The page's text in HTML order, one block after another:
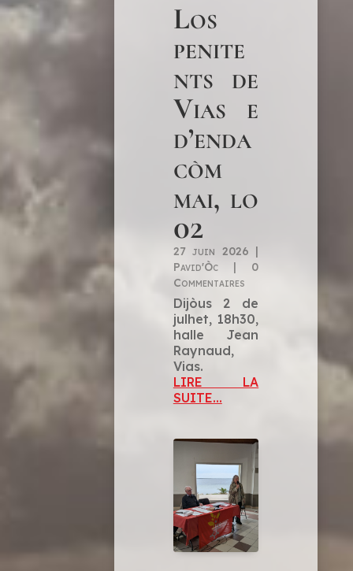
Los
penite
nts de
Vias e
d’enda
còm
mai, lo
02
27 juin 2026 |
Pavid'Òc| 0
Commentaires
Dijòus 2 de
julhet, 18h30,
halle Jean
Raynaud,
Vias.
LIRE LA
SUITE...